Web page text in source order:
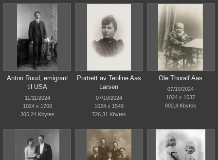
Anton Ruud, emigrant
til USA
11/11/2024
1024 x 1700
305,24 Kbytes
Portrett av Teoline Aas
Larsen
07/10/2024
1024 x 1549
726,31 Kbytes
Ole Thoralf Aas
07/10/2024
1024 x 1537
802,4 Kbytes